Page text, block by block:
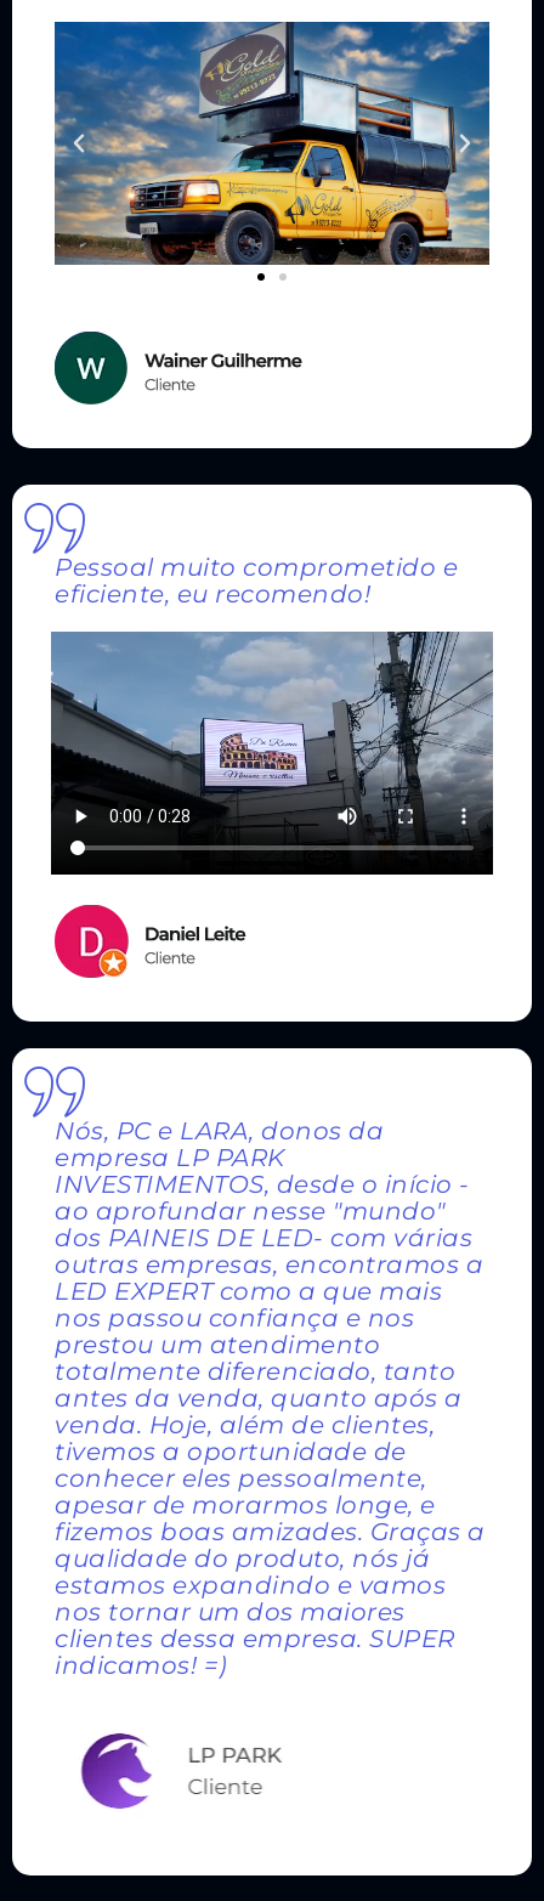
Pessoal muito comprometido e
eficiente, eu recomendo!​
Nós, PC e LARA, donos da
empresa LP PARK
INVESTIMENTOS, desde o início -
ao aprofundar nesse "mundo"
dos PAINEIS DE LED- com várias
outras empresas, encontramos a
LED EXPERT como a que mais
nos passou confiança e nos
prestou um atendimento
totalmente diferenciado, tanto
antes da venda, quanto após a
venda. Hoje, além de clientes,
tivemos a oportunidade de
conhecer eles pessoalmente,
apesar de morarmos longe, e
fizemos boas amizades. Graças a
qualidade do produto, nós já
estamos expandindo e vamos
nos tornar um dos maiores
clientes dessa empresa. SUPER
indicamos! =)